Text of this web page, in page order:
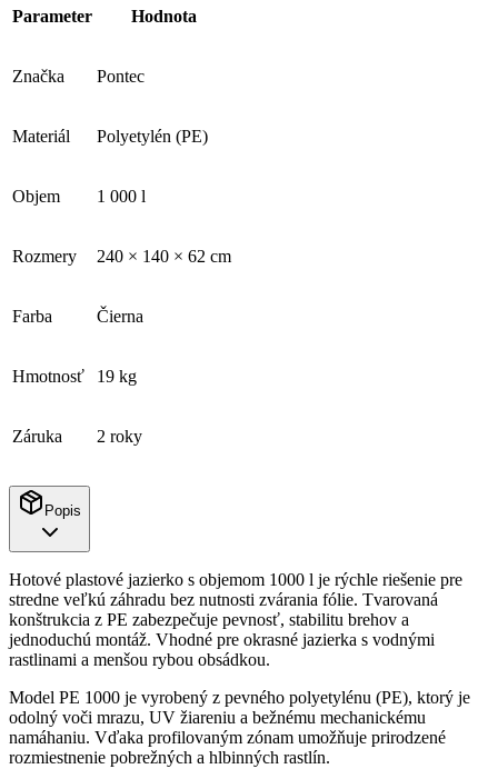
Parameter Hodnota
Značka Pontec
Materiál Polyetylén (PE)
Objem 1 000 l
Rozmery 240 × 140 × 62 cm
Farba Čierna
Hmotnosť 19 kg
Záruka 2 roky
Popis
Hotové plastové jazierko s objemom 1000 l je rýchle riešenie pre
stredne veľkú záhradu bez nutnosti zvárania fólie. Tvarovaná
konštrukcia z PE zabezpečuje pevnosť, stabilitu brehov a
jednoduchú montáž. Vhodné pre okrasné jazierka s vodnými
rastlinami a menšou rybou obsádkou.
Model PE 1000 je vyrobený z pevného polyetylénu (PE), ktorý je
odolný voči mrazu, UV žiareniu a bežnému mechanickému
namáhaniu. Vďaka profilovaným zónam umožňuje prirodzené
rozmiestnenie pobrežných a hlbinných rastlín.